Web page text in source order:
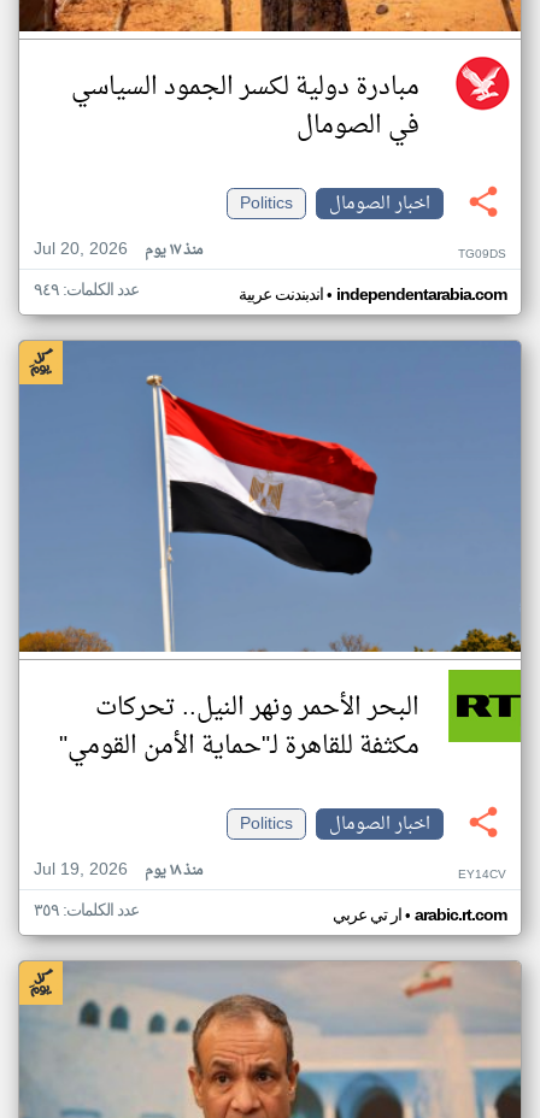
مبادرة دولية لكسر الجمود السياسي
في الصومال
اخبار الصومال
Politics
Jul 20, 2026
منذ ١٧ يوم TG09DS
اندبندنت عربية• independentarabia.com عدد الكلمات: ٩٤٩
البحر الأحمر ونهر النيل.. تحركات
مكثفة للقاهرة لـ"حماية الأمن القومي"
اخبار الصومال
Politics
Jul 19, 2026
منذ ١٨ يوم EY14CV
ار تي عربي• arabic.rt.com عدد الكلمات: ٣٥٩